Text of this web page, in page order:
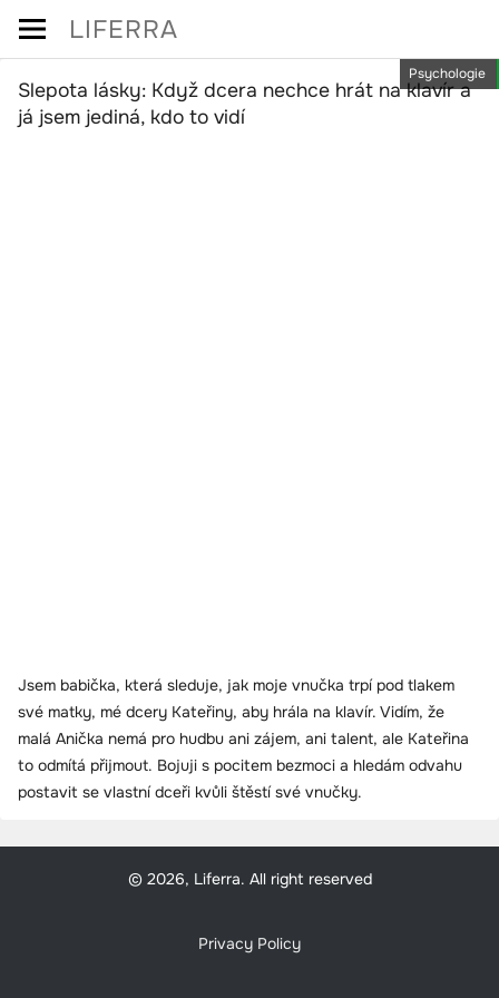
Skip
content
LIFERRA
Psychologie
Slepota lásky: Když dcera nechce hrát na klavír a
já jsem jediná, kdo to vidí
Jsem babička, která sleduje, jak moje vnučka trpí pod tlakem
své matky, mé dcery Kateřiny, aby hrála na klavír. Vidím, že
malá Anička nemá pro hudbu ani zájem, ani talent, ale Kateřina
to odmítá přijmout. Bojuji s pocitem bezmoci a hledám odvahu
postavit se vlastní dceři kvůli štěstí své vnučky.
© 2026, Liferra. All right reserved
Privacy Policy